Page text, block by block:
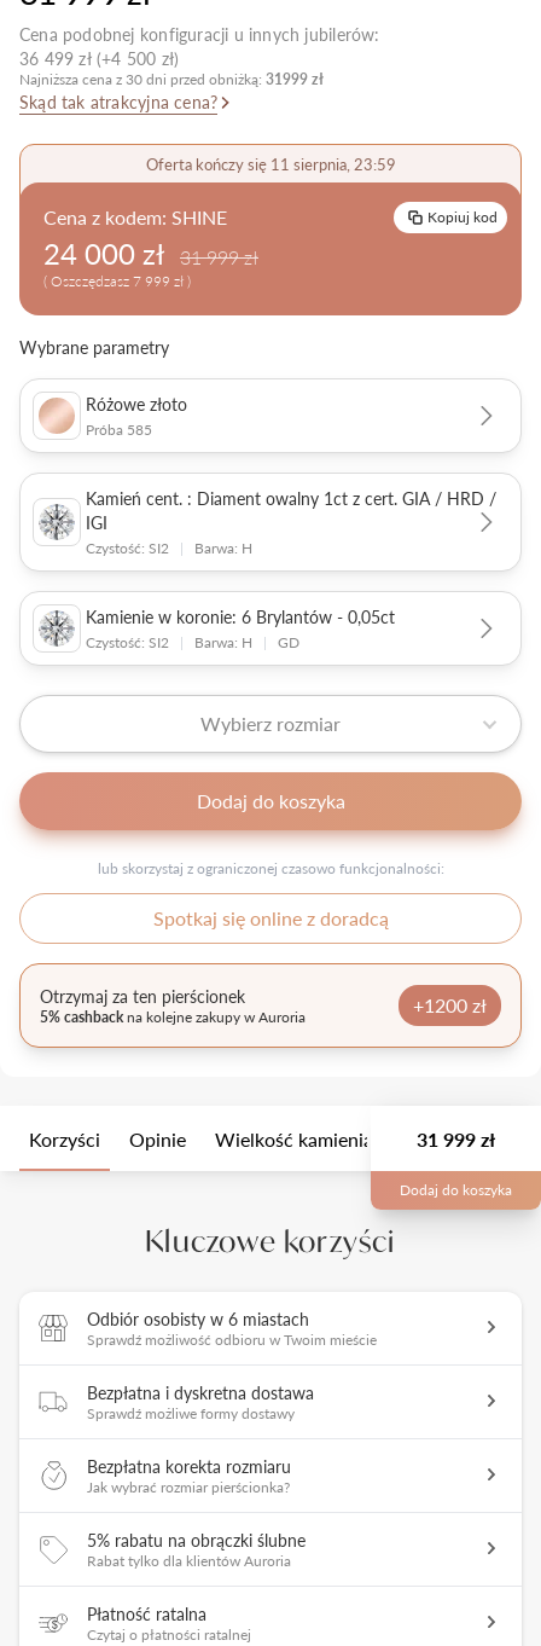
Pielęgnacja biżuterii
Cena podobnej konfiguracji u innych jubilerów:
36 499 zł (+4 500 zł)
Najniższa cena z 30 dni przed obniżką: 31999 zł
Skąd tak atrakcyjna cena?
Oferta kończy się 11 sierpnia, 23:59
Cena z kodem: SHINE Kopiuj kod
24 000 zł 31 999 zł
( Oszczędzasz 7 999 zł )
Wybrane parametry
Różowe złoto
Próba 585
Kamień cent. : Diament owalny 1ct z cert. GIA / HRD /
IGI
Czystość: SI2 | Barwa: H
Kamienie w koronie: 6 Brylantów - 0,05ct
Czystość: SI2 | Barwa: H | GD
Wybierz rozmiar
Dodaj do koszyka
lub skorzystaj z ograniczonej czasowo funkcjonalności:
Spotkaj się online z doradcą
Otrzymaj za ten pierścionek
5% cashbackna kolejne zakupy w Auroria +1200 zł
Korzyści Opinie Wielkość kamienia Opis
31 999 zł
Dodaj do koszyka
Kluczowe korzyści
Odbiór osobisty w 6 miastach
Sprawdź możliwość odbioru w Twoim mieście
Bezpłatna i dyskretna dostawa
Sprawdź możliwe formy dostawy
Bezpłatna korekta rozmiaru
Jak wybrać rozmiar pierścionka?
5% rabatu na obrączki ślubne
Rabat tylko dla klientów Auroria
Płatność ratalna
Czytaj o płatności ratalnej